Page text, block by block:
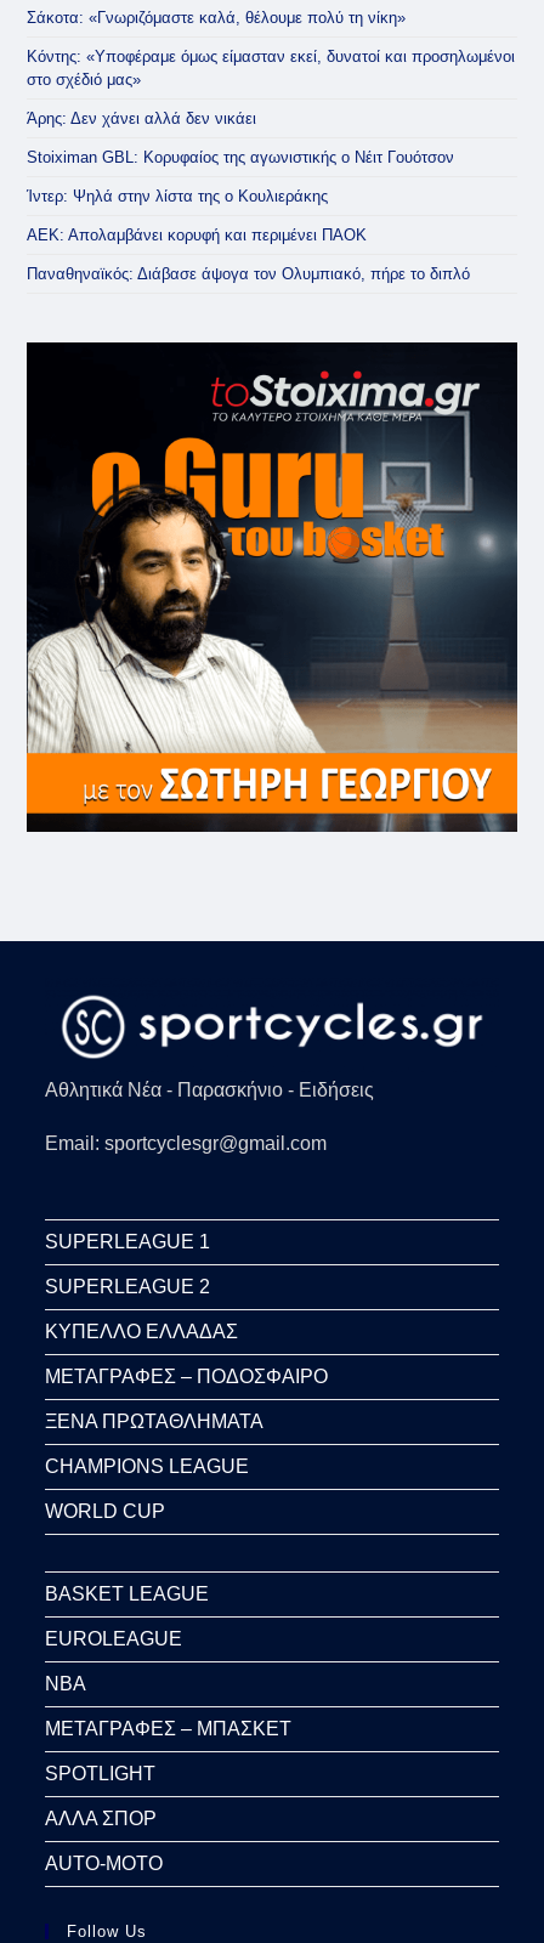
Σάκοτα: «Γνωριζόμαστε καλά, θέλουμε πολύ τη νίκη»
Κόντης: «Υποφέραμε όμως είμασταν εκεί, δυνατοί και προσηλωμένοι
στο σχέδιό μας»
Άρης: Δεν χάνει αλλά δεν νικάει
Stoiximan GBL: Κορυφαίος της αγωνιστικής ο Νέιτ Γουότσον
Ίντερ: Ψηλά στην λίστα της ο Κουλιεράκης
ΑΕΚ: Απολαμβάνει κορυφή και περιμένει ΠΑΟΚ
Παναθηναϊκός: Διάβασε άψογα τον Ολυμπιακό, πήρε το διπλό
Αθλητικά Νέα - Παρασκήνιο - Ειδήσεις
Email: sportcyclesgr@gmail.com
SUPERLEAGUE 1
SUPERLEAGUE 2
ΚΥΠΕΛΛΟ ΕΛΛΑΔΑΣ
ΜΕΤΑΓΡΑΦΕΣ – ΠΟΔΟΣΦΑΙΡΟ
ΞΕΝΑ ΠΡΩΤΑΘΛΗΜΑΤΑ
CHAMPIONS LEAGUE
WORLD CUP
BASKET LEAGUE
EUROLEAGUE
NBA
ΜΕΤΑΓΡΑΦΕΣ – ΜΠΑΣΚΕΤ
SPOTLIGHT
ΑΛΛΑ ΣΠΟΡ
AUTO-MOTO
Follow Us